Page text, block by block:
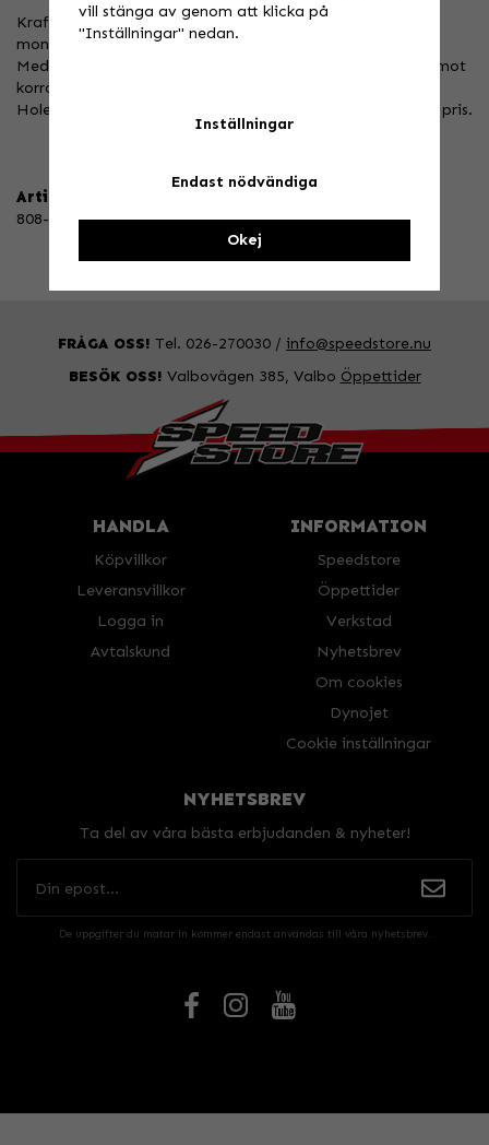
Kraftfullt rostfritt stål ger pålitlig prestanda, med enkel
montering för en sömlös uppgradering.
Med en svart lackerad yta ger dessa drev utmärkt skydd mot
korrosion och en snygg finish.
Holeshot är synonymt med hög kvalitet till överkommligt pris.
Artikelnummer:
808-49ST
FRÅGA OSS! Tel. 026-270030 / info@speedstore.nu
BESÖK OSS! Valbovägen 385, Valbo Öppettider
HANDLA
Köpvillkor
Leveransvillkor
Logga in
Avtalskund
INFORMATION
Speedstore
Öppettider
Verkstad
Nyhetsbrev
Om cookies
Dynojet
Cookie inställningar
NYHETSBREV
Ta del av våra bästa erbjudanden & nyheter!
De uppgifter du matar in kommer endast användas till våra nyhetsbrev.
vill stänga av genom att klicka på
"Inställningar" nedan.
Inställningar
Endast nödvändiga
Okej